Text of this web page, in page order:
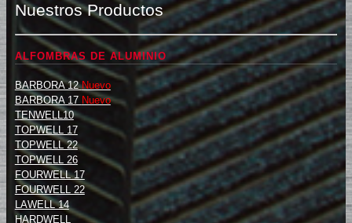
Nuestros Productos
ALFOMBRAS DE ALUMINIO
BARBORA 12Nuevo
BARBORA 17 Nuevo
TENWELL10
TOPWELL 17
TOPWELL 22
TOPWELL 26
FOURWELL 17
FOURWELL 22
LAWELL 14
HARDWELL